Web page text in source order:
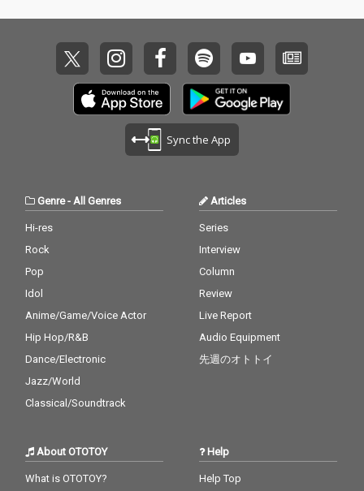
Sync the App
Genre- All Genres
Hi-res
Rock
Pop
Idol
Anime/Game/Voice Actor
Hip Hop/R&B
Dance/Electronic
Jazz/World
Classical/Soundtrack
Articles
Series
Interview
Column
Review
Live Report
Audio Equipment
先週のオトトイ
About OTOTOY
What is OTOTOY?
Help
Help Top